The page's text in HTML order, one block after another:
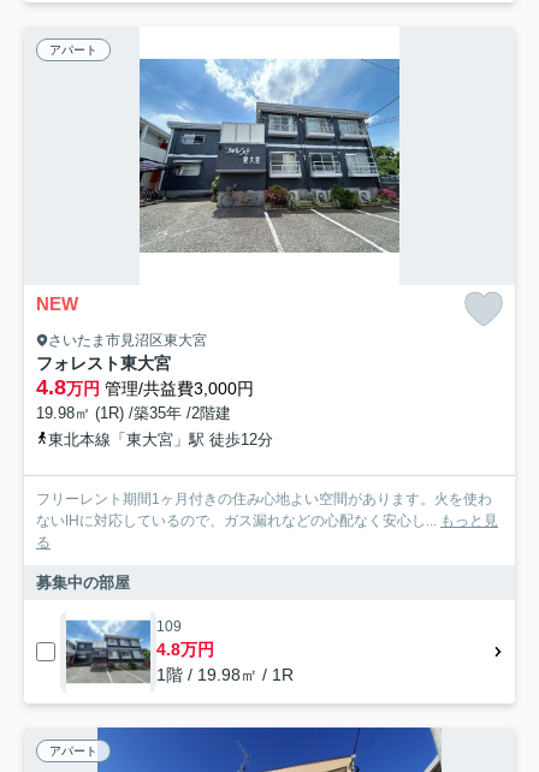
アパート
NEW
さいたま市見沼区東大宮
フォレスト東大宮
4.8万円 管理/共益費3,000円
19.98㎡ (1R) /築35年 /2階建
東北本線「東大宮」駅 徒歩12分
フリーレント期間1ヶ月付きの住み心地よい空間があります。火を使わ
ないIHに対応しているので、ガス漏れなどの心配なく安心し... もっと見
る
募集中の部屋
109
4.8万円
1階 / 19.98㎡ / 1R
アパート